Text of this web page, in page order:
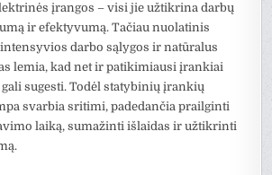
įrangos – visi jie užtikrina darbų
ir efektyvumą. Tačiau nuolatinis
darbo sąlygos ir natūralus
lemia, kad net ir patikimiausi įrankiai
sugesti. Todėl statybinių įrankių
svarbia sritimi, padedančia prailginti
laiką, sumažinti išlaidas ir užtikrinti